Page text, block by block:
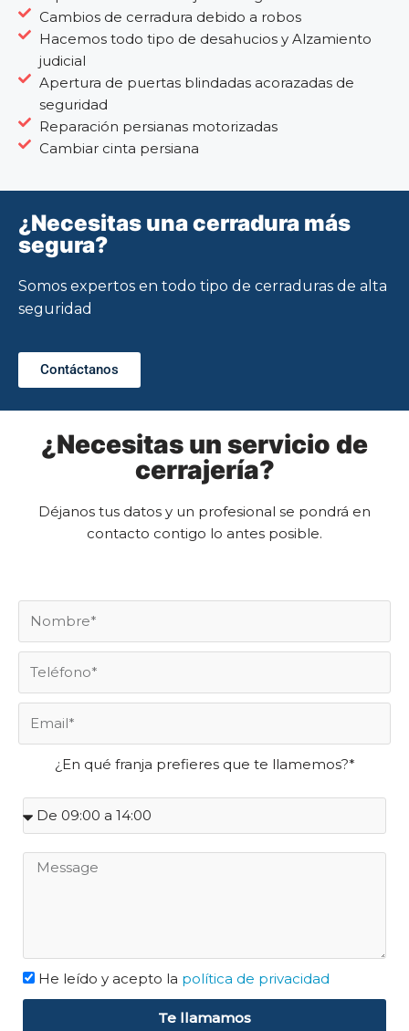
Cambios de cerradura debido a robos
Hacemos todo tipo de desahucios y Alzamiento
judicial
Apertura de puertas blindadas acorazadas de
seguridad
Reparación persianas motorizadas
Cambiar cinta persiana
¿Necesitas una cerradura más
segura?
Somos expertos en todo tipo de cerraduras de alta
seguridad
Contáctanos
¿Necesitas un servicio de
cerrajería?
Déjanos tus datos y un profesional se pondrá en
contacto contigo lo antes posible.
¿En qué franja prefieres que te llamemos?*
He leído y acepto la política de privacidad
Te llamamos